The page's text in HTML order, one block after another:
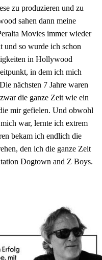
zu produzieren und zu
sahen dann meine
Movies immer wieder
und so wurde ich schon
in Hollywood
in dem ich mich
nächsten 7 Jahre waren
die ganze Zeit wie ein
mir gefielen. Und obwohl
war, lernte ich extrem
bekam ich endlich die
den ich die ganze Zeit
Dogtown and Z Boys.